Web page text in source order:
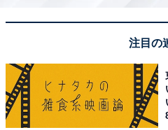
A post shared by 福山雅治
2位にランクインしたのは、
で俳優デビューした福山雅治
ル『追憶の雨の中』でシンガ
注目の